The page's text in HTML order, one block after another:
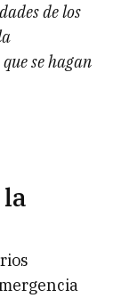
de los
se hagan